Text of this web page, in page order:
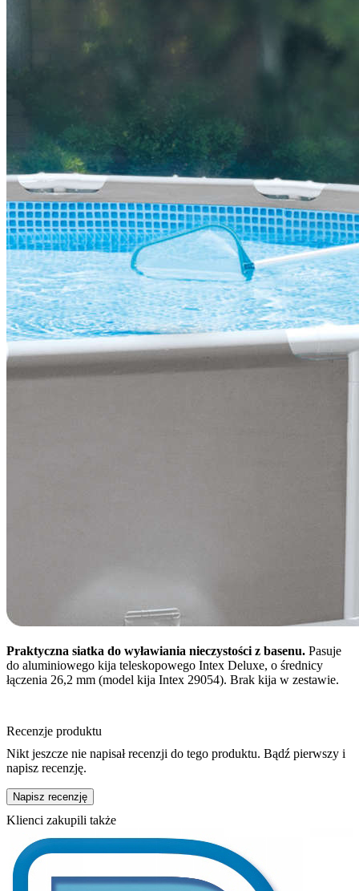
Praktyczna siatka do wyławiania nieczystości z basenu. Pasuje
do aluminiowego kija teleskopowego Intex Deluxe, o średnicy
łączenia 26,2 mm (model kija Intex 29054). Brak kija w zestawie.
Recenzje produktu
Nikt jeszcze nie napisał recenzji do tego produktu. Bądź pierwszy i
napisz recenzję.
Napisz recenzję
Klienci zakupili także